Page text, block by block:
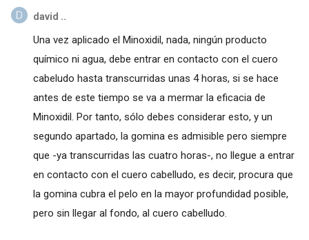
david ..
Una vez aplicado el Minoxidil, nada, ningún producto
químico ni agua, debe entrar en contacto con el cuero
cabeludo hasta transcurridas unas 4 horas, si se hace
antes de este tiempo se va a mermar la eficacia de
Minoxidil. Por tanto, sólo debes considerar esto, y un
segundo apartado, la gomina es admisible pero siempre
que -ya transcurridas las cuatro horas-, no llegue a entrar
en contacto con el cuero cabelludo, es decir, procura que
la gomina cubra el pelo en la mayor profundidad posible,
pero sin llegar al fondo, al cuero cabelludo.